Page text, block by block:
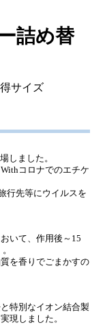
詰め替
サイズ
しました。
コロナでのエチケ
行先等にウイルスを
いて、作用後～15
を香りでごまかすの
特別なイオン結合製
現しました。